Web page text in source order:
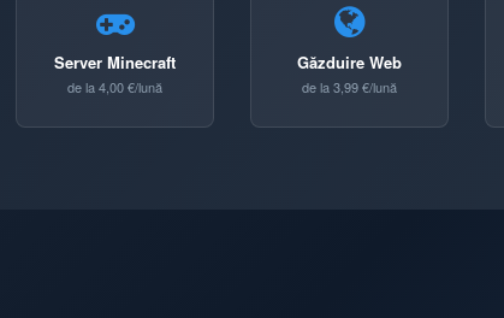
Server Minecraft
de la 4,00 €/lună
Găzduire Web
de la 3,99 €/lună